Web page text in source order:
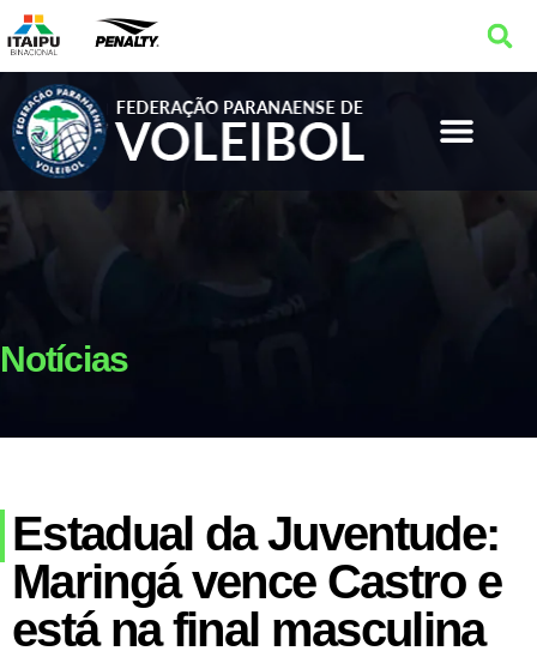
Notícias
Estadual da Juventude:
Maringá vence Castro e
está na final masculina